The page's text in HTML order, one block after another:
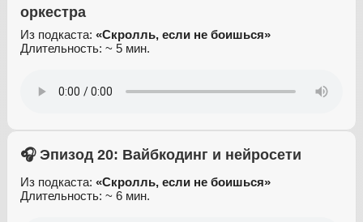
оркестра
Из подкаста: «Скролль, если не боишься»
Длительность: ~ 5 мин.
🎧 Эпизод 20: Вайбкодинг и нейросети
Из подкаста: «Скролль, если не боишься»
Длительность: ~ 6 мин.